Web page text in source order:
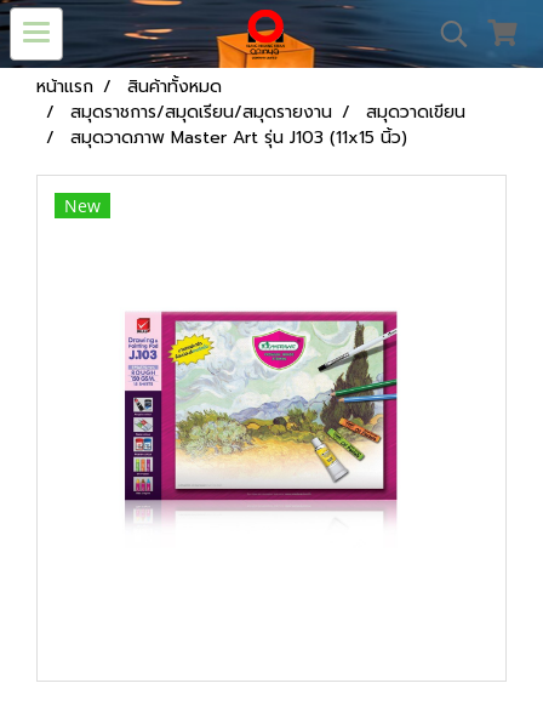
หน้าแรก
สินค้าทั้งหมด
สมุดราชการ/สมุดเรียน/สมุดรายงาน
สมุดวาดเขียน
สมุดวาดภาพ Master Art รุ่น J103 (11x15 นิ้ว)
New